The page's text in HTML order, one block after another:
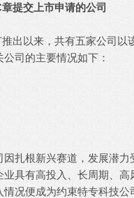
提交上市申请的公司
出以来，共有五家公司以
司的主要情况如下：
扎根新兴赛道，发展潜力
业具有高投入、长周期、高
情况便成为约束特专科技公